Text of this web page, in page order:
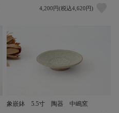
4,200円(税込4,620円)
象嵌鉢 5.5寸 陶器 中嶋窯